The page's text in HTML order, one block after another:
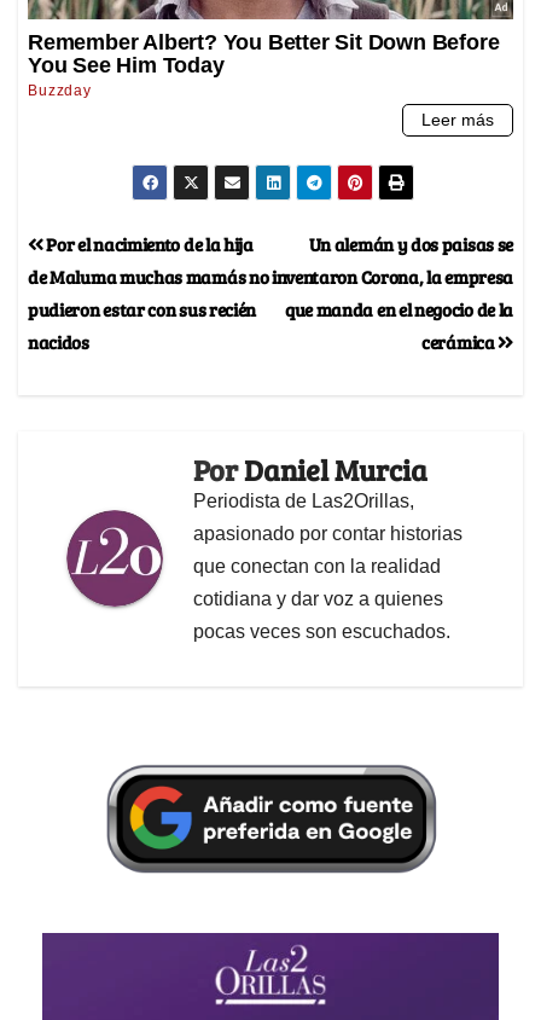
Un alemán y dos paisas se
inventaron Corona, la empresa
que manda en el negocio de la
cerámica
Por el nacimiento de la hija
de Maluma muchas mamás no
pudieron estar con sus recién
nacidos
PorDaniel Murcia
Periodista de Las2Orillas,
apasionado por contar historias
que conectan con la realidad
cotidiana y dar voz a quienes
pocas veces son escuchados.